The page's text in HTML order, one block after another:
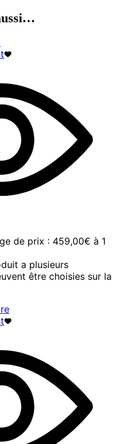
de prix : 459,00€ à 1
a plusieurs
être choisies sur la